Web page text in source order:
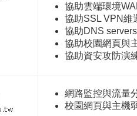
協助雲端環境
協助SSL VPN維
協助DNS servers
協助校園網頁與
協助資安攻防演
網路監控與流量
校園網頁與主機